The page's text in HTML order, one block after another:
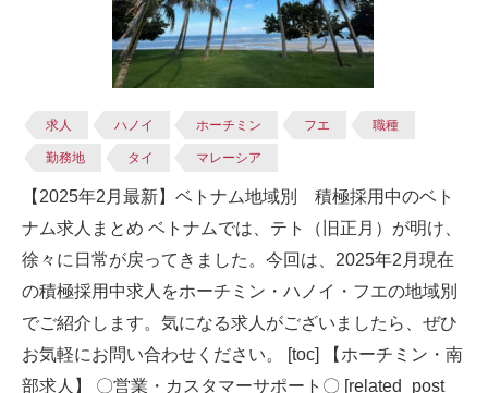
求人 ハノイ ホーチミン フエ 職種
勤務地 タイ マレーシア
【2025年2月最新】ベトナム地域別 積極採用中のベト
ナム求人まとめ ベトナムでは、テト（旧正月）が明け、
徐々に日常が戻ってきました。今回は、2025年2月現在
の積極採用中求人をホーチミン・ハノイ・フエの地域別
でご紹介します。気になる求人がございましたら、ぜひ
お気軽にお問い合わせください。 [toc] 【ホーチミン・南
部求人】 〇営業・カスタマーサポート〇 [related_post